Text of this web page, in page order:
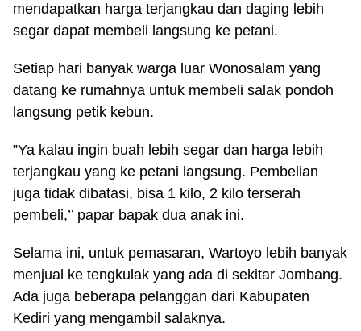
mendapatkan harga terjangkau dan daging lebih
segar dapat membeli langsung ke petani.
Setiap hari banyak warga luar Wonosalam yang
datang ke rumahnya untuk membeli salak pondoh
langsung petik kebun.
”Ya kalau ingin buah lebih segar dan harga lebih
terjangkau yang ke petani langsung. Pembelian
juga tidak dibatasi, bisa 1 kilo, 2 kilo terserah
pembeli,’’ papar bapak dua anak ini.
Selama ini, untuk pemasaran, Wartoyo lebih banyak
menjual ke tengkulak yang ada di sekitar Jombang.
Ada juga beberapa pelanggan dari Kabupaten
Kediri yang mengambil salaknya.